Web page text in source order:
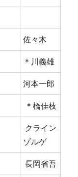
佐々木
＊川義雄
河本一郎
＊橋佳枝
クライン
ゾルゲ
長岡省吾